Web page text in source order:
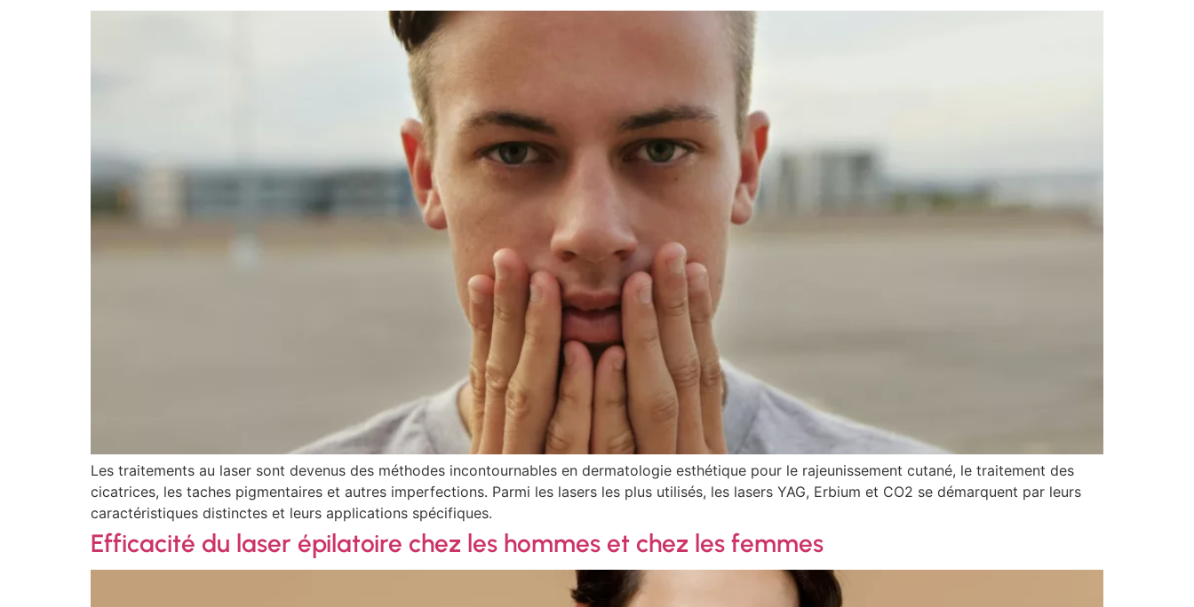
Les traitements au laser sont devenus des méthodes incontournables en dermatologie esthétique pour le rajeunissement cutané, le traitement des
cicatrices, les taches pigmentaires et autres imperfections. Parmi les lasers les plus utilisés, les lasers YAG, Erbium et CO2 se démarquent par leurs
caractéristiques distinctes et leurs applications spécifiques.
Efficacité du laser épilatoire chez les hommes et chez les femmes